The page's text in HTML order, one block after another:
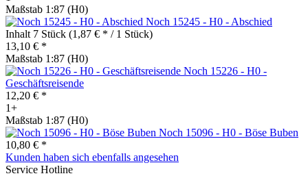
Maßstab 1:87 (H0)
Noch 15245 - H0 - Abschied
Inhalt 7 Stück (1,87 € * / 1 Stück)
13,10 € *
Maßstab 1:87 (H0)
Noch 15226 - H0 -
Geschäftsreisende
12,20 € *
1+
Maßstab 1:87 (H0)
Noch 15096 - H0 - Böse Buben
10,80 € *
Kunden haben sich ebenfalls angesehen
Service Hotline